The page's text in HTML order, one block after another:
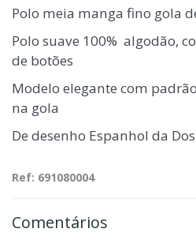
Polo meia manga fino gola
Polo suave 100% algodão,
de botões
Modelo elegante com
na gola
De desenho Espanhol da
Ref: 691080004
Comentários